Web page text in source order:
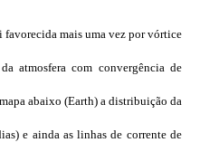
mais uma vez por vórtice
atmosfera com convergência de
abaixo (Earth) a distribuição da
e ainda as linhas de corrente de